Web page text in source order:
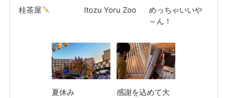
桂茶屋 Itozu Yoru Zoo
めっちゃいいや
～ん！
夏休み
感謝を込めて大